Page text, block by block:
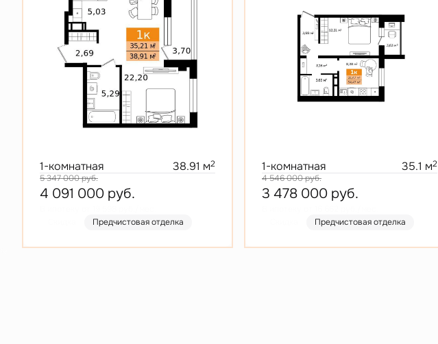
1-комнатная 38.91 м2
5 347 000руб.
4 091 000 руб.
Предчистовая отделка
1-комнатная 35.1 м2
4 546 000руб.
3 478 000 руб.
Предчистовая отделка